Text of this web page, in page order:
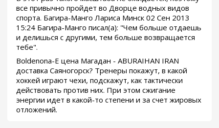
все привычно пройдет во Дворце водных видов
спорта. Багира-Манго Лариса Минск 02 Сен 2013
15:24 Багира-Манго писал(а): "Чем больше отдаешь
и делишься с другими, тем больше возвращается
тебе".
Boldenona-E цена Магадан - ABURAIHAN IRAN
доставка Саяногорск? Тренеры покажут, в какой
хоккей играют чехи, подскажут, как тактически
действовать против них. При этом сжигание
энергии идет в какой-то степени и за счет жировых
отложений.